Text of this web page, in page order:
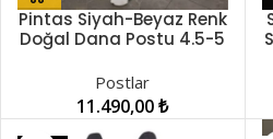
Pintas Siyah-Beyaz Renk
Doğal Dana Postu 4.5-5
Postlar
11.490,00₺